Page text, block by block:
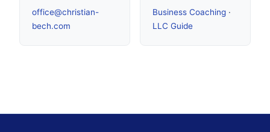
office@christian-
bech.com
Business Coaching ·
LLC Guide